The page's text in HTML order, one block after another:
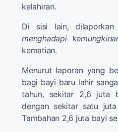
kelahiran.
Di sisi lain,
menghadapi
kematian.
Menurut laporan yang
bagi bayi baru lahir
tahun, sekitar 2,6 juta
dengan sekitar satu
Tambahan 2,6 juta bayi